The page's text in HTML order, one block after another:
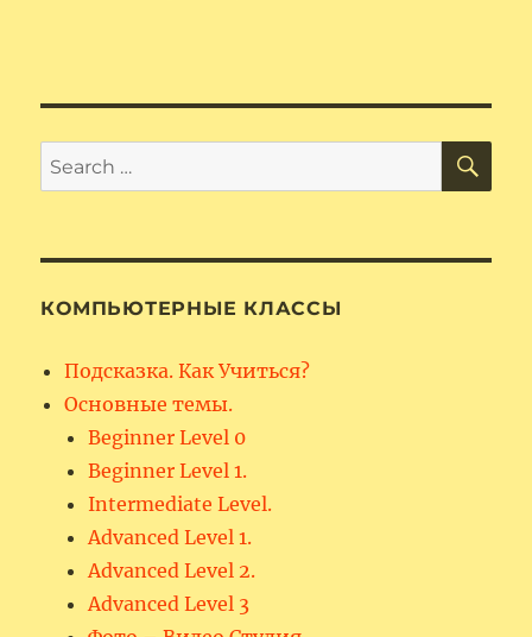
Search
for:
КОМПЬЮТЕРНЫЕ КЛАССЫ
Подсказка. Как Учиться?
Основные темы.
Beginner Level 0
Beginner Level 1.
Intermediate Level.
Advanced Level 1.
Advanced Level 2.
Advanced Level 3